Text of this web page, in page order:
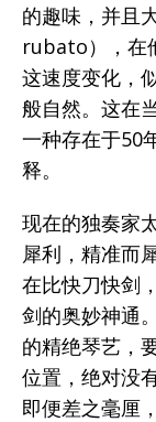
的趣味，并且
rubato），在
这速度变化，
般自然。这在
一种存在于50
释。
现在的独奏家
犀利，精准而
在比快刀快剑
剑的奥妙神通
的精绝琴艺，
位置，绝对没
即便差之毫厘